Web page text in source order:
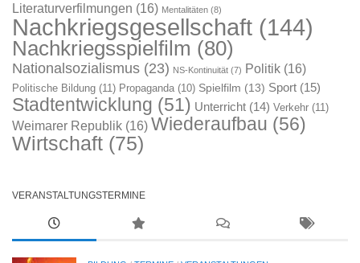
Literaturverfilmungen (16) Mentalitäten (8)
Nachkriegsgesellschaft (144)
Nachkriegsspielfilm (80)
Nationalsozialismus (23) NS-Kontinuität (7) Politik (16)
Politische Bildung (11) Propaganda (10) Spielfilm (13) Sport (15)
Stadtentwicklung (51) Unterricht (14) Verkehr (11)
Weimarer Republik (16) Wiederaufbau (56)
Wirtschaft (75)
VERANSTALTUNGSTERMINE